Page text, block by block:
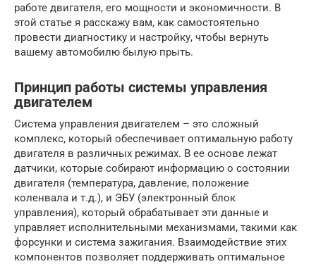
работе двигателя, его мощности и экономичности. В
этой статье я расскажу вам, как самостоятельно
провести диагностику и настройку, чтобы вернуть
вашему автомобилю былую прыть.
Принцип работы системы управления
двигателем
Система управления двигателем – это сложный
комплекс, который обеспечивает оптимальную работу
двигателя в различных режимах. В ее основе лежат
датчики, которые собирают информацию о состоянии
двигателя (температура, давление, положение
коленвала и т.д.), и ЭБУ (электронный блок
управления), который обрабатывает эти данные и
управляет исполнительными механизмами, такими как
форсунки и система зажигания. Взаимодействие этих
компонентов позволяет поддерживать оптимальное